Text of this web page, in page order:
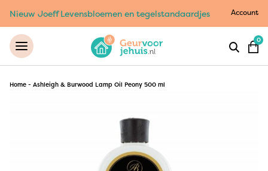
Nieuw Joeff Levensbloemen en tegelstandaardjes Account
0
Home - Ashleigh & Burwood Lamp Oil Peony 500 ml